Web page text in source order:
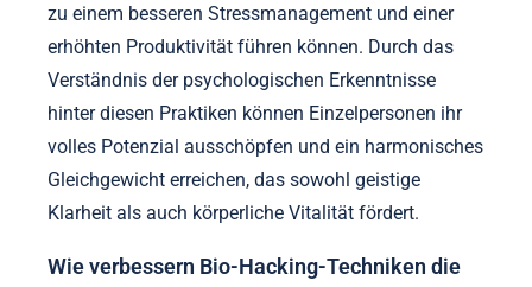
zu einem besseren Stressmanagement und einer
erhöhten Produktivität führen können. Durch das
Verständnis der psychologischen Erkenntnisse
hinter diesen Praktiken können Einzelpersonen ihr
volles Potenzial ausschöpfen und ein harmonisches
Gleichgewicht erreichen, das sowohl geistige
Klarheit als auch körperliche Vitalität fördert.
Wie verbessern Bio-Hacking-Techniken die